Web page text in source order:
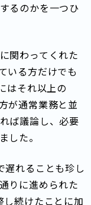
るのかを一つひ
関わってくれた
いる方だけでも
はそれ以上の
が通常業務と並
ば議論し、必要
した。
遅れることも珍し
りに進められた
続けたことに加